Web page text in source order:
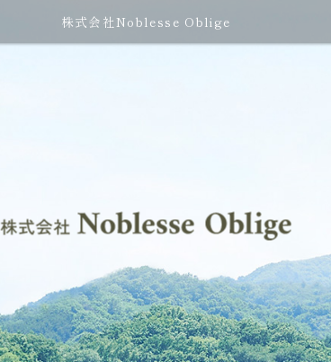
株式会社Noblesse Oblige